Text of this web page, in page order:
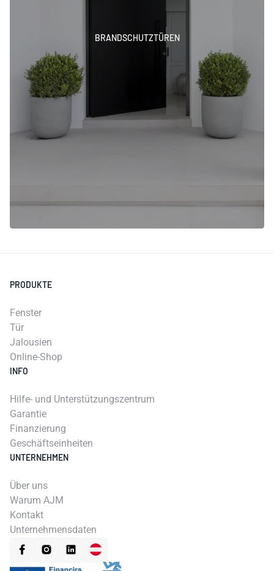
BRANDSCHUTZTÜREN
PRODUKTE
Fenster
Tür
Jalousien
Online-Shop
INFO
Hilfe- und Unterstützungszentrum
Garantie
Finanzierung
Geschäftseinheiten
UNTERNEHMEN
Über uns
Warum AJM
Kontakt
Unternehmensdaten